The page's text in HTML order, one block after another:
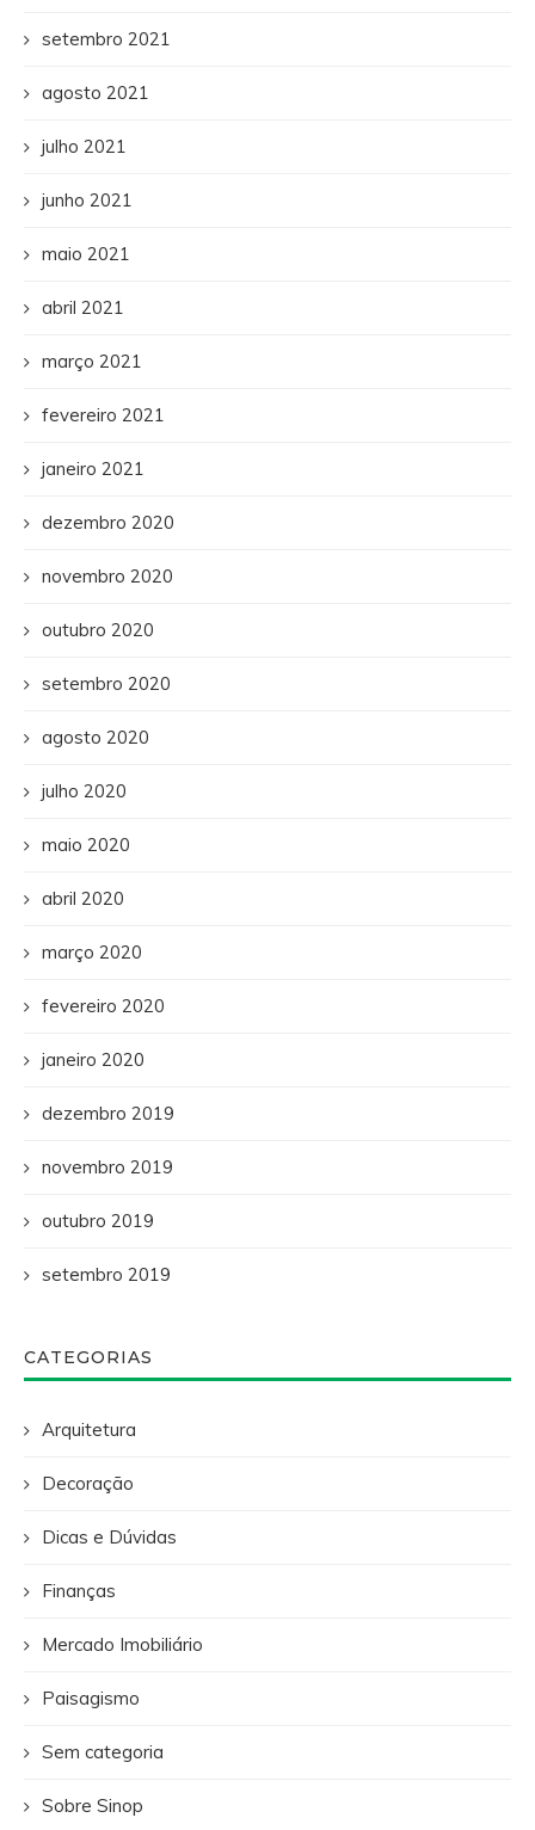
setembro 2021
agosto 2021
julho 2021
junho 2021
maio 2021
abril 2021
março 2021
fevereiro 2021
janeiro 2021
dezembro 2020
novembro 2020
outubro 2020
setembro 2020
agosto 2020
julho 2020
maio 2020
abril 2020
março 2020
fevereiro 2020
janeiro 2020
dezembro 2019
novembro 2019
outubro 2019
setembro 2019
CATEGORIAS
Arquitetura
Decoração
Dicas e Dúvidas
Finanças
Mercado Imobiliário
Paisagismo
Sem categoria
Sobre Sinop